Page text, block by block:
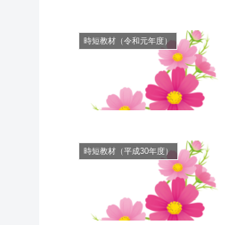
時短教材（令和元年度）
時短教材（平成30年度）